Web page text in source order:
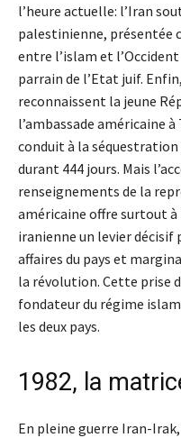
l’heure actuelle: l’Iran
palestinienne, présentée
entre l’islam et
parrain de l’Etat juif.
reconnaissent la jeune
l’ambassade américaine
conduit à la
durant 444 jours. Mais
renseignements de la
américaine offre surtout
iranienne un levier décisif
affaires du pays et
la révolution. Cette prise
fondateur du régime
les deux pays.
1982, la
En pleine guerre Iran-